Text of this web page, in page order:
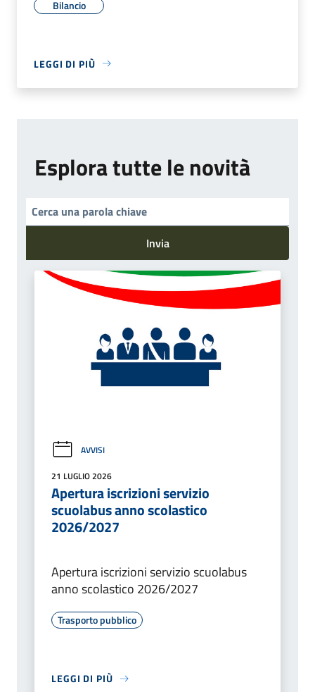
Bilancio
LEGGI DI PIÙ
Esplora tutte le novità
Invia
AVVISI
21 LUGLIO 2026
Apertura iscrizioni servizio
scuolabus anno scolastico
2026/2027
Apertura iscrizioni servizio scuolabus
anno scolastico 2026/2027
Trasporto pubblico
LEGGI DI PIÙ